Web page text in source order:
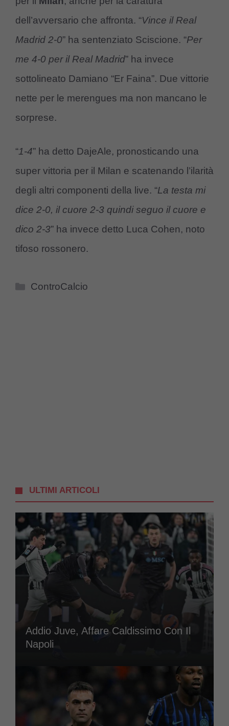
dell’avversario che affronta. “Vince il Real
Madrid 2-0” ha sentenziato Sciscione. “Per
me 4-0 per il Real Madrid” ha invece
sottolineato Damiano “Er Faina”. Due vittorie
nette per le merengues ma non mancano le
sorprese.
“1-4” ha detto DajeAle, pronosticando una
super vittoria per il Milan e scatenando l’ilarità
degli altri componenti della live. “La testa mi
dice 2-0, il cuore 2-3 quindi seguo il cuore e
dico 2-3” ha invece detto Luca Cohen, noto
tifoso rossonero.
Categorie
ControCalcio
ULTIMI ARTICOLI
Addio Juve, Affare Caldissimo Con Il
Napoli